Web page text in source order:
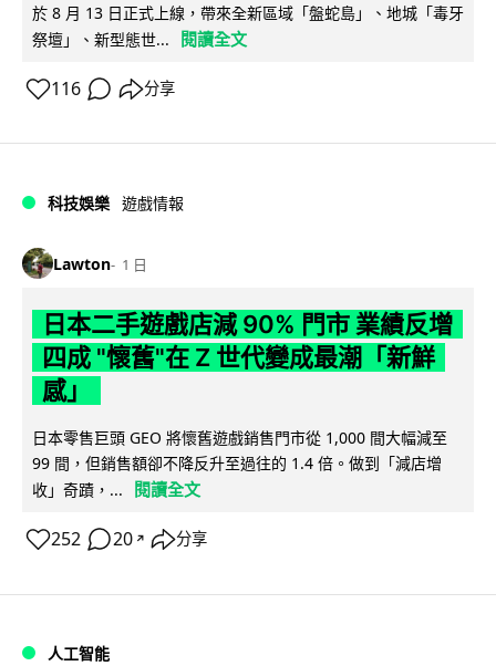
於 8 月 13 日正式上線，帶來全新區域「盤蛇島」、地城「毒牙
祭壇」、新型態世...
閱讀全文
116 分享
科技娛樂 遊戲情報
Lawton 1 日
日本二手遊戲店減 90% 門市 業績反增
四成 "懷舊"在 Z 世代變成最潮「新鮮
感」
日本零售巨頭 GEO 將懷舊遊戲銷售門市從 1,000 間大幅減至
99 間，但銷售額卻不降反升至過往的 1.4 倍。做到「減店增
收」奇蹟，...
閱讀全文
252 20 ↗ 分享
人工智能